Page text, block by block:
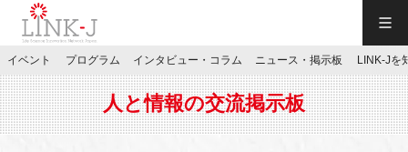
JP／EN
イベント プログラム インタビュー・コラム ニュース・掲示板 LINK-Jを
人と情報の交流掲示板